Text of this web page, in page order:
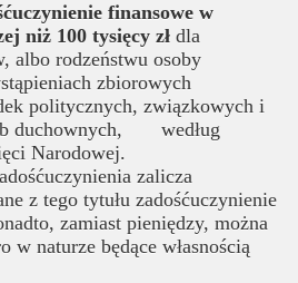
finansowe w
niż 100 tysięcy zł dla
albo rodzeństwu osoby
zbiorowych
politycznych, związkowych i
duchownych, według
Narodowej.
zalicza
z tego tytułu zadośćuczynienie
zamiast pieniędzy, można
w naturze będące własnością